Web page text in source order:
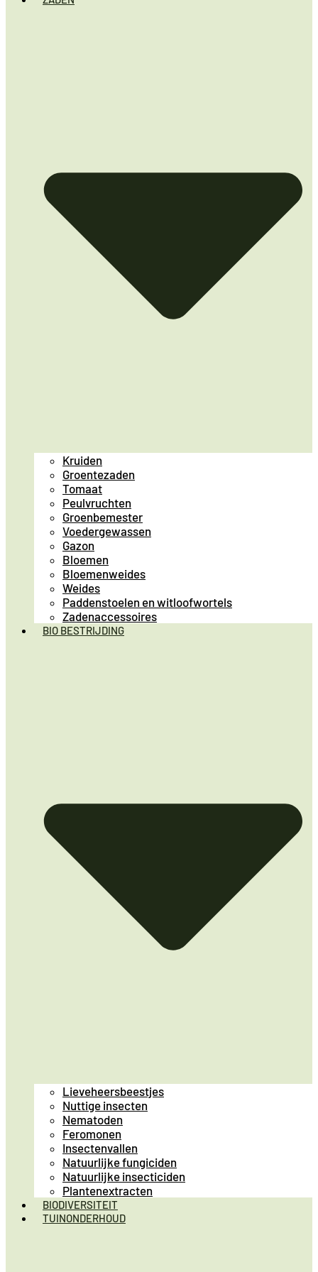
Kruiden
Groentezaden
Tomaat
Peulvruchten
Groenbemester
Voedergewassen
Gazon
Bloemen
Bloemenweides
Weides
Paddenstoelen en witloofwortels
Zadenaccessoires
BIO BESTRIJDING
Lieveheersbeestjes
Nuttige insecten
Nematoden
Feromonen
Insectenvallen
Natuurlijke fungiciden
Natuurlijke insecticiden
Plantenextracten
BIODIVERSITEIT
TUINONDERHOUD